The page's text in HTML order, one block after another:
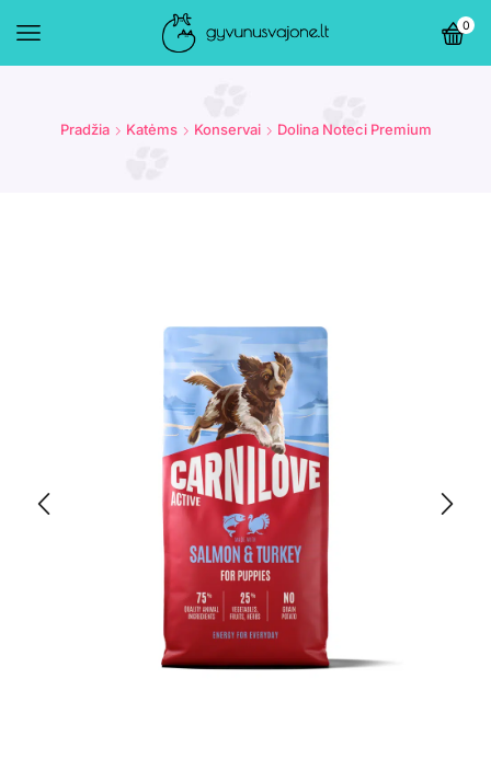
0
Pradžia Katėms Konservai Dolina Noteci Premium